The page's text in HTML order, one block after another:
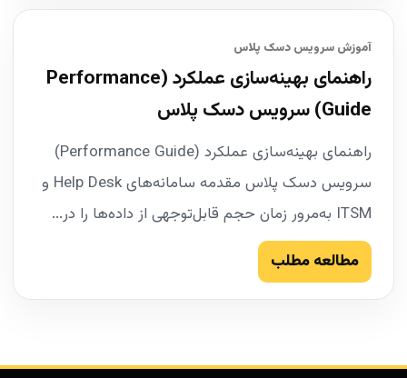
آموزش سرویس دسک پلاس
راهنمای بهینه‌سازی عملکرد (Performance
Guide) سرویس دسک پلاس
راهنمای بهینه‌سازی عملکرد (Performance Guide)
سرویس دسک پلاس مقدمه سامانه‌های Help Desk و
ITSM به‌مرور زمان حجم قابل‌توجهی از داده‌ها را در...
مطالعه مطلب